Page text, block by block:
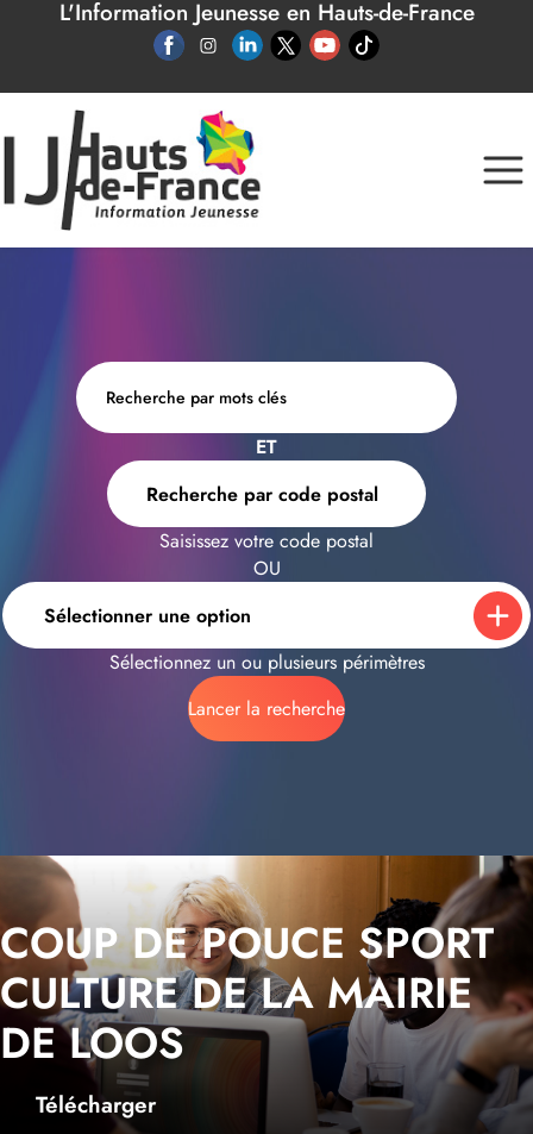
Panneau de gestion des cookies
L'Information Jeunesse en Hauts-de-France
ET
Recherche par code postal
Saisissez votre code postal
OU
Sélectionner une option
Sélectionnez un ou plusieurs périmètres
Lancer la recherche
COUP DE POUCE SPORT
CULTURE DE LA MAIRIE
DE LOOS
Télécharger